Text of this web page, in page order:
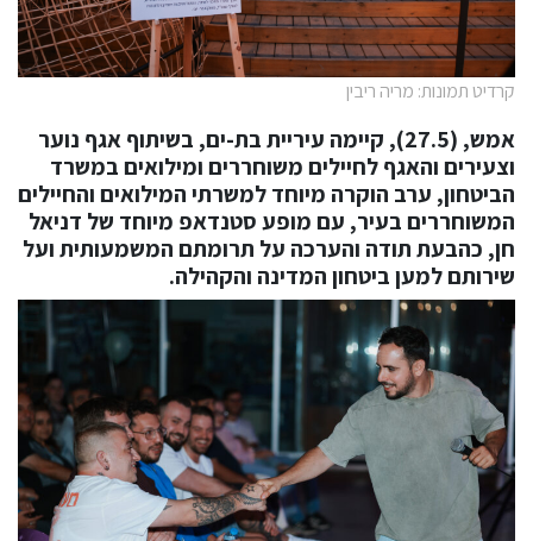
קרדיט תמונות: מריה ריבין
אמש, (27.5), קיימה עיריית בת-ים, בשיתוף אגף נוער
וצעירים והאגף לחיילים משוחררים ומילואים במשרד
הביטחון, ערב הוקרה מיוחד למשרתי המילואים והחיילים
המשוחררים בעיר, עם מופע סטנדאפ מיוחד של דניאל
חן, כהבעת תודה והערכה על תרומתם המשמעותית ועל
שירותם למען ביטחון המדינה והקהילה.